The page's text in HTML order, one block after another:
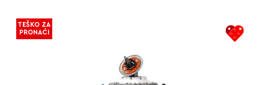
TEŠKO ZA
PRONAĆI